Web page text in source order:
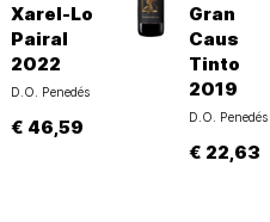
Xarel-Lo
Pairal
2022
D.O. Penedés
€ 46,59
Gran
Caus
Tinto
2019
D.O. Penedés
€ 22,63